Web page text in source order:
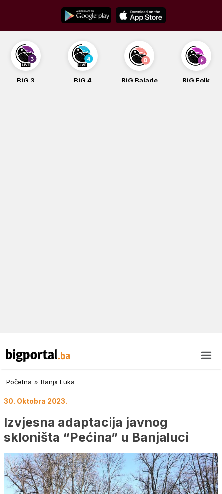
content
BiG 3 BiG 4 BiG Balade BiG Folk
Početna » Banja Luka
30. Oktobra 2023.
Izvjesna adaptacija javnog
skloništa “Pećina” u Banjaluci